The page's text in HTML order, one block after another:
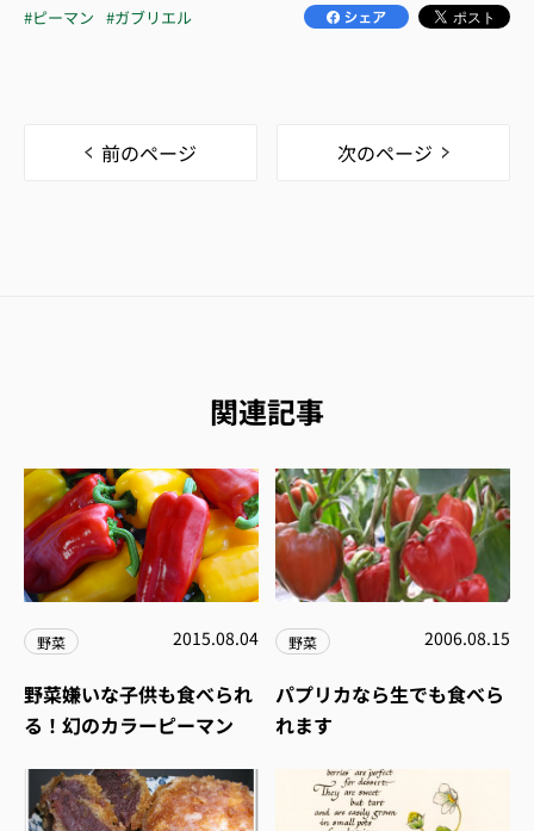
#ピーマン #ガブリエル
前のページ 次のページ
関連記事
野菜 2015.08.04
野菜嫌いな子供も食べられ
る！幻のカラーピーマン
野菜 2006.08.15
パプリカなら生でも食べら
れます